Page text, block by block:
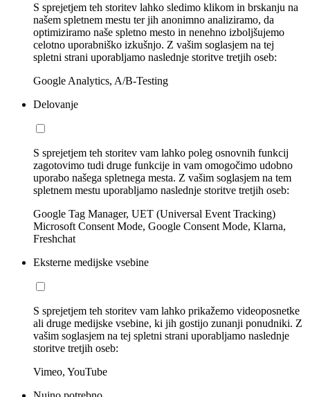
S sprejetjem teh storitev lahko sledimo klikom in brskanju na
našem spletnem mestu ter jih anonimno analiziramo, da
optimiziramo naše spletno mesto in nenehno izboljšujemo
celotno uporabniško izkušnjo. Z vašim soglasjem na tej
spletni strani uporabljamo naslednje storitve tretjih oseb:
Google Analytics, A/B-Testing
Delovanje
S sprejetjem teh storitev vam lahko poleg osnovnih funkcij
zagotovimo tudi druge funkcije in vam omogočimo udobno
uporabo našega spletnega mesta. Z vašim soglasjem na tem
spletnem mestu uporabljamo naslednje storitve tretjih oseb:
Google Tag Manager, UET (Universal Event Tracking)
Microsoft Consent Mode, Google Consent Mode, Klarna,
Freshchat
Eksterne medijske vsebine
S sprejetjem teh storitev vam lahko prikažemo videoposnetke
ali druge medijske vsebine, ki jih gostijo zunanji ponudniki. Z
vašim soglasjem na tej spletni strani uporabljamo naslednje
storitve tretjih oseb:
Vimeo, YouTube